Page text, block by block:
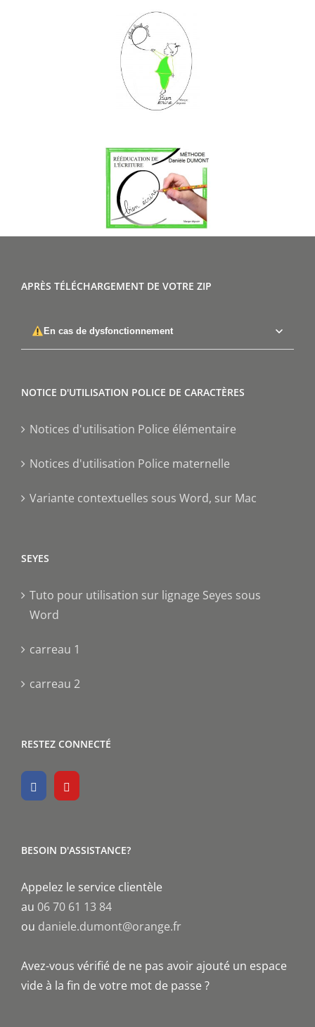
APRÈS TÉLÉCHARGEMENT DE VOTRE ZIP
En cas de dysfonctionnement
NOTICE D'UTILISATION POLICE DE CARACTÈRES
Notices d'utilisation Police élémentaire
Notices d'utilisation Police maternelle
Variante contextuelles sous Word, sur Mac
SEYES
Tuto pour utilisation sur lignage Seyes sous
Word
carreau 1
carreau 2
RESTEZ CONNECTÉ
BESOIN D'ASSISTANCE?
Appelez le service clientèle
au 06 70 61 13 84
ou daniele.dumont@orange.fr
Avez-vous vérifié de ne pas avoir ajouté un espace
vide à la fin de votre mot de passe ?